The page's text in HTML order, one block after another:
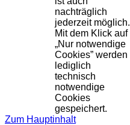
nachträglich
jederzeit möglich.
Mit dem Klick auf
„Nur notwendige
Cookies” werden
lediglich
technisch
notwendige
Cookies
gespeichert.
Zum Hauptinhalt